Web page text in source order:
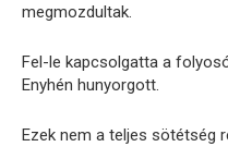
megmozdultak.
Fel-le kapcsolgatta a
Enyhén hunyorgott.
Ezek nem a teljes sötétség